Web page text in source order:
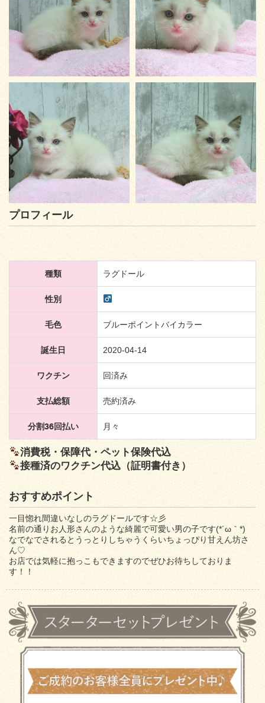
プロフィール
種類 ラグドール
性別
毛色 ブルーポイントバイカラー
誕生日 2020-04-14
ワクチン 回済み
支払総額 売約済み
分割36回払い 月々
消費税・保障代・ペット保険代込
接種済のワクチン代込（証明書付き）
おすすめポイント
一目惚れ間違いなしのラグドールです☆彡
名前の通りお人形さんのような綺麗で可愛い男の子です(*´ω｀*)
なでなでされるとうっとりしちゃうくらいちょっぴり甘えん坊さ
ん♡
お店では気軽に抱っこもできますのでぜひお待ちしておりま
す！！